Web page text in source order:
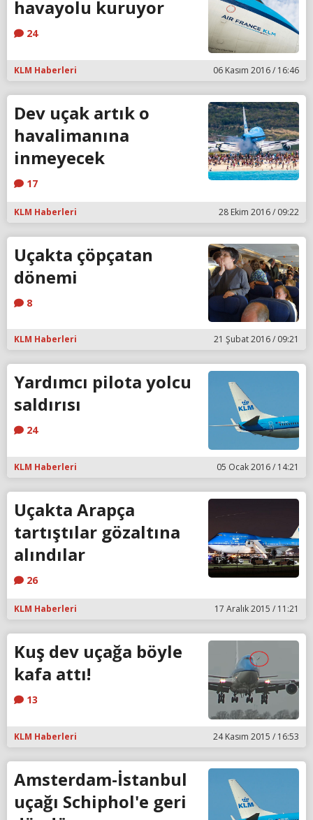
havayolu kuruyor
24
KLM Haberleri 06 Kasım 2016 / 16:46
Dev uçak artık o
havalimanına
inmeyecek
17
KLM Haberleri 28 Ekim 2016 / 09:22
Uçakta çöpçatan
dönemi
8
KLM Haberleri 21 Şubat 2016 / 09:21
Yardımcı pilota yolcu
saldırısı
24
KLM Haberleri 05 Ocak 2016 / 14:21
Uçakta Arapça
tartıştılar gözaltına
alındılar
26
KLM Haberleri 17 Aralık 2015 / 11:21
Kuş dev uçağa böyle
kafa attı!
13
KLM Haberleri 24 Kasım 2015 / 16:53
Amsterdam-İstanbul
uçağı Schiphol'e geri